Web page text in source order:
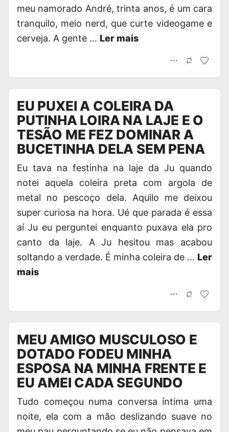
meu namorado André, trinta anos, é um cara
tranquilo, meio nerd, que curte videogame e
cerveja. A gente … Ler mais
EU PUXEI A COLEIRA DA
PUTINHA LOIRA NA LAJE E O
TESÃO ME FEZ DOMINAR A
BUCETINHA DELA SEM PENA
Eu tava na festinha na laje da Ju quando
notei aquela coleira preta com argola de
metal no pescoço dela. Aquilo me deixou
super curiosa na hora. Ué que parada é essa
aí Ju eu perguntei enquanto puxava ela pro
canto da laje. A Ju hesitou mas acabou
soltando a verdade. É minha coleira de … Ler
mais
MEU AMIGO MUSCULOSO E
DOTADO FODEU MINHA
ESPOSA NA MINHA FRENTE E
EU AMEI CADA SEGUNDO
Tudo começou numa conversa íntima uma
noite, ela com a mão deslizando suave no